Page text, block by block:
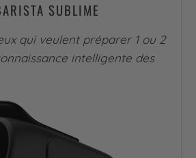
SUBLIME
qui veulent préparer 1 ou 2
intelligente des